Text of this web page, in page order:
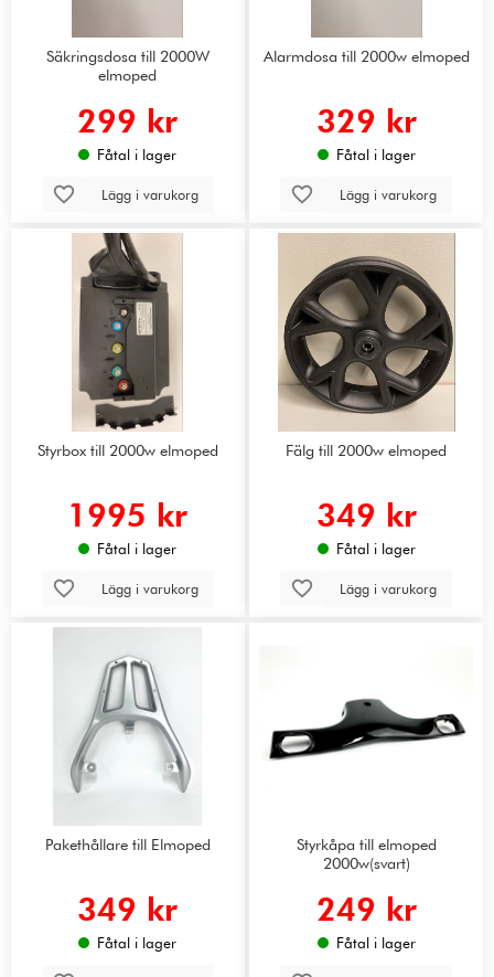
Säkringsdosa till 2000W
elmoped
299 kr
Fåtal i lager
Lägg i varukorg
Alarmdosa till 2000w elmoped
329 kr
Fåtal i lager
Lägg i varukorg
Styrbox till 2000w elmoped
1995 kr
Fåtal i lager
Lägg i varukorg
Fälg till 2000w elmoped
349 kr
Fåtal i lager
Lägg i varukorg
Pakethållare till Elmoped
349 kr
Fåtal i lager
Styrkåpa till elmoped
2000w(svart)
249 kr
Fåtal i lager